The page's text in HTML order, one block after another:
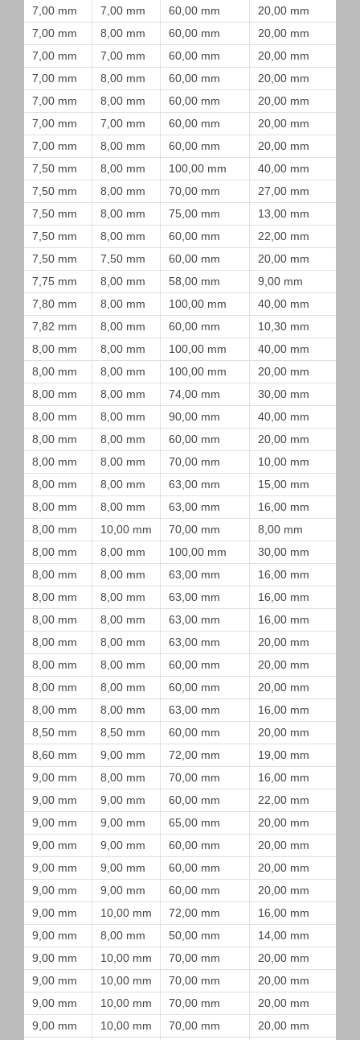
7,00 mm 7,00 mm 60,00 mm
20,00 mm
7,00 mm
8,00 mm 60,00 mm
20,00 mm
7,00 mm
7,00 mm 60,00 mm
20,00 mm
7,00 mm
8,00 mm 60,00 mm
20,00 mm
7,00 mm
8,00 mm 60,00 mm
20,00 mm
7,00 mm
7,00 mm 60,00 mm
20,00 mm
7,00 mm
8,00 mm 60,00 mm
20,00 mm
7,50 mm
8,00 mm 100,00 mm
40,00 mm
7,50 mm
8,00 mm 70,00 mm
27,00 mm
7,50 mm
8,00 mm 75,00 mm
13,00 mm
7,50 mm
8,00 mm 60,00 mm
22,00 mm
7,50 mm
7,50 mm 60,00 mm
20,00 mm
7,75 mm
8,00 mm 58,00 mm
9,00 mm
7,80 mm
8,00 mm 100,00 mm
40,00 mm
7,82 mm
8,00 mm 60,00 mm
10,30 mm
8,00 mm
8,00 mm 100,00 mm
40,00 mm
8,00 mm
8,00 mm 100,00 mm
20,00 mm
8,00 mm
8,00 mm 74,00 mm
30,00 mm
8,00 mm
8,00 mm 90,00 mm
40,00 mm
8,00 mm
8,00 mm 60,00 mm
20,00 mm
8,00 mm
8,00 mm 70,00 mm
10,00 mm
8,00 mm
8,00 mm 63,00 mm
15,00 mm
8,00 mm
8,00 mm 63,00 mm
16,00 mm
8,00 mm
10,00 mm 70,00 mm
8,00 mm
8,00 mm
8,00 mm 100,00 mm
30,00 mm
8,00 mm
8,00 mm 63,00 mm
16,00 mm
8,00 mm
8,00 mm 63,00 mm
16,00 mm
8,00 mm
8,00 mm 63,00 mm
16,00 mm
8,00 mm
8,00 mm 63,00 mm
20,00 mm
8,00 mm
8,00 mm 60,00 mm
20,00 mm
8,00 mm
8,00 mm 60,00 mm
20,00 mm
8,00 mm
8,00 mm 63,00 mm
16,00 mm
8,50 mm
8,50 mm 60,00 mm
20,00 mm
8,60 mm
9,00 mm 72,00 mm
19,00 mm
9,00 mm
8,00 mm 70,00 mm
16,00 mm
9,00 mm
9,00 mm 60,00 mm
22,00 mm
9,00 mm
9,00 mm 65,00 mm
20,00 mm
9,00 mm
9,00 mm 60,00 mm
20,00 mm
9,00 mm
9,00 mm 60,00 mm
20,00 mm
9,00 mm
9,00 mm 60,00 mm
20,00 mm
9,00 mm
10,00 mm 72,00 mm
16,00 mm
9,00 mm
8,00 mm 50,00 mm
14,00 mm
9,00 mm
10,00 mm 70,00 mm
20,00 mm
9,00 mm
10,00 mm 70,00 mm
20,00 mm
9,00 mm
10,00 mm 70,00 mm
20,00 mm
9,00 mm
10,00 mm 70,00 mm
20,00 mm